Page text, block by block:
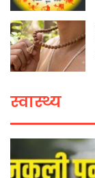
स्वास्थ्य